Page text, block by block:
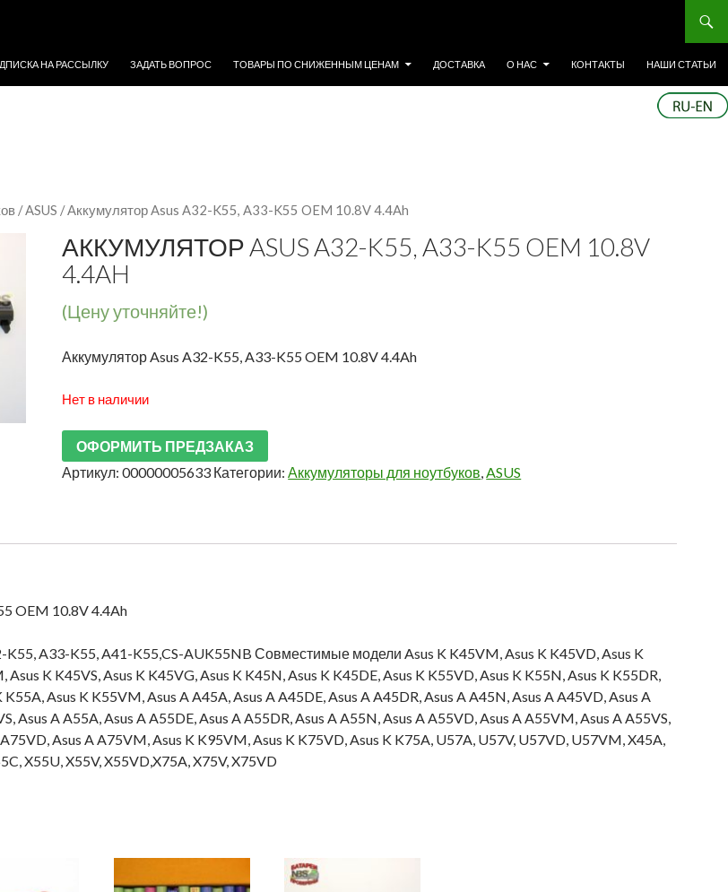
НА РАССЫЛКУ ЗАДАТЬ ВОПРОС ТОВАРЫ ПО СНИЖЕННЫМ ЦЕНАМ ДОСТАВКА О НАС КОНТАКТЫ НАШИ СТАТЬИ
/ASUS / Аккумулятор Asus A32-K55, A33-K55 OEM 10.8V 4.4Ah
АККУМУЛЯТОР ASUS A32-K55, A33-K55 OEM 10.8V
4.4AH
(Цену уточняйте!)
Аккумулятор Asus A32-K55, A33-K55 OEM 10.8V 4.4Ah
Нет в наличии
ОФОРМИТЬ ПРЕДЗАКАЗ
Артикул:00000005633 Категории:Аккумуляторы для ноутбуков,ASUS
OEM 10.8V 4.4Ah
A33-K55, A41-K55,CS-AUK55NB Совместимые модели Asus K K45VM, Asus K K45VD, Asus K
K K45VS, Asus K K45VG, Asus K K45N, Asus K K45DE, Asus K K55VD, Asus K K55N, Asus K K55DR,
K55A, Asus K K55VM, Asus A A45A, Asus A A45DE, Asus A A45DR, Asus A A45N, Asus A A45VD, Asus A
Asus A A55A, Asus A A55DE, Asus A A55DR, Asus A A55N, Asus A A55VD, Asus A A55VM, Asus A A55VS,
Asus A A75VM, Asus K K95VM, Asus K K75VD, Asus K K75A, U57A, U57V, U57VD, U57VM, X45A,
X55U, X55V, X55VD,X75A, X75V, X75VD